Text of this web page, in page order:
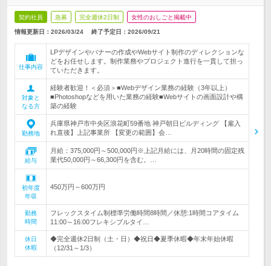
契約社員 急募 完全週休2日制 女性のおしごと掲載中
情報更新日：2026/03/24 終了予定日： 2026/09/21
仕事内容
LPデザインやバナーの作成やWebサイト制作のディレクションな
どをお任せします。制作業務やプロジェクト進行を一貫して担っ
ていただきます。
対象と
なる方
経験者歓迎！＜必須＞■Webデザイン業務の経験（3年以上）
■Photoshopなどを用いた業務の経験■Webサイトの画面設計や構
築の経験
勤務地
兵庫県神戸市中央区浪花町59番地 神戸朝日ビルディング 【雇入
れ直後】上記事業所 【変更の範囲】会…
給与
月給：375,000円～500,000円※上記月給には、月20時間の固定残
業代50,000円～66,300円を含む。…
初年度
年収
450万円～600万円
勤務
時間
フレックスタイム制標準労働時間8時間／休憩:1時間コアタイム
11:00～16:00フレキシブルタイ…
休日
休暇
◆完全週休2日制（土・日）◆祝日◆夏季休暇◆年末年始休暇
（12/31～1/3）